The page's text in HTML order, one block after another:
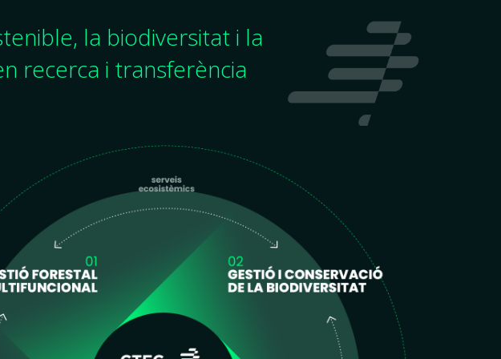
la biodiversitat i la
recerca i transferència